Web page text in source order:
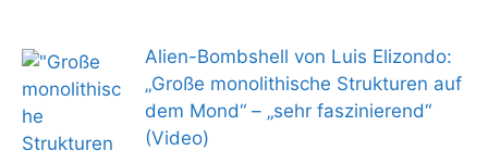
Alien-Bombshell von Luis Elizondo:
„Große monolithische Strukturen auf
dem Mond“ – „sehr faszinierend“
(Video)